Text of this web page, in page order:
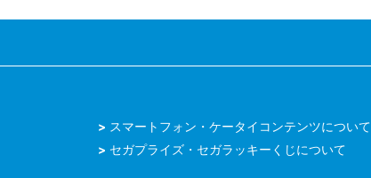
スマートフォン・ケータイコンテンツについて
セガプライズ・セガラッキーくじについて